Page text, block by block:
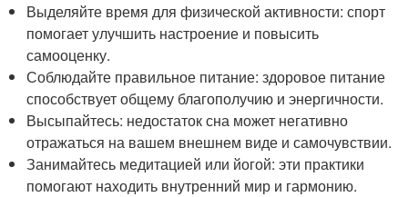
Выделяйте время для физической активности: спорт
помогает улучшить настроение и повысить
самооценку.
Соблюдайте правильное питание: здоровое питание
способствует общему благополучию и энергичности.
Высыпайтесь: недостаток сна может негативно
отражаться на вашем внешнем виде и самочувствии.
Занимайтесь медитацией или йогой: эти практики
помогают находить внутренний мир и гармонию.